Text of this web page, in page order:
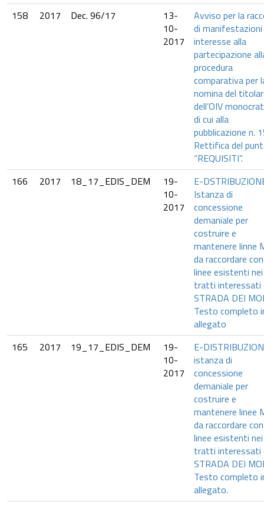
158
2017 Dec. 96/17
13-
10-
2017
Avviso per la
di manifestazioni
interesse alla
partecipazione
procedura
comparativa per
nomina del
dell’OIV
di cui alla
pubblicazione n.
Rettifica del
“REQUISITI”.
166
2017 18_17_EDIS_DEM
19-
10-
2017
E-
Istanza di
concessione
demaniale per
costruire e
mantenere linne
da raccordare
linee esistenti nei
tratti interessati
STRADA DEI
Testo completo
allegato
165
2017 19_17_EDIS_DEM
19-
10-
2017
E-
istanza di
concessione
demaniale per
costruire e
mantenere linee
da raccordare con
linee esistenti nei
tratti interessati
STRADA DEI
Testo completo
allegato.